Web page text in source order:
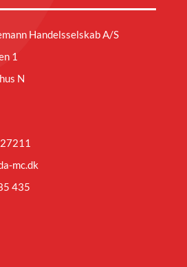
Handelsselskab A/S
1
N
mc.dk
435